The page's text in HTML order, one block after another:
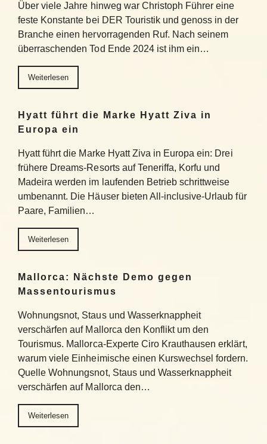
Über viele Jahre hinweg war Christoph Führer eine
feste Konstante bei DER Touristik und genoss in der
Branche einen hervorragenden Ruf. Nach seinem
überraschenden Tod Ende 2024 ist ihm ein…
Weiterlesen
Hyatt führt die Marke Hyatt Ziva in
Europa ein
Hyatt führt die Marke Hyatt Ziva in Europa ein: Drei
frühere Dreams-Resorts auf Teneriffa, Korfu und
Madeira werden im laufenden Betrieb schrittweise
umbenannt. Die Häuser bieten All-inclusive-Urlaub für
Paare, Familien…
Weiterlesen
Mallorca: Nächste Demo gegen
Massentourismus
Wohnungsnot, Staus und Wasserknappheit
verschärfen auf Mallorca den Konflikt um den
Tourismus. Mallorca-Experte Ciro Krauthausen erklärt,
warum viele Einheimische einen Kurswechsel fordern.
Quelle Wohnungsnot, Staus und Wasserknappheit
verschärfen auf Mallorca den…
Weiterlesen